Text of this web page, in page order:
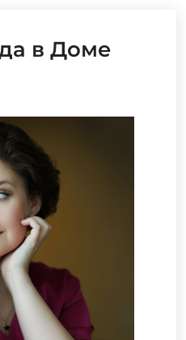
в Доме